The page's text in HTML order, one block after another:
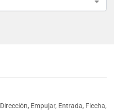
Dirección, Empujar, Entrada, Flecha,